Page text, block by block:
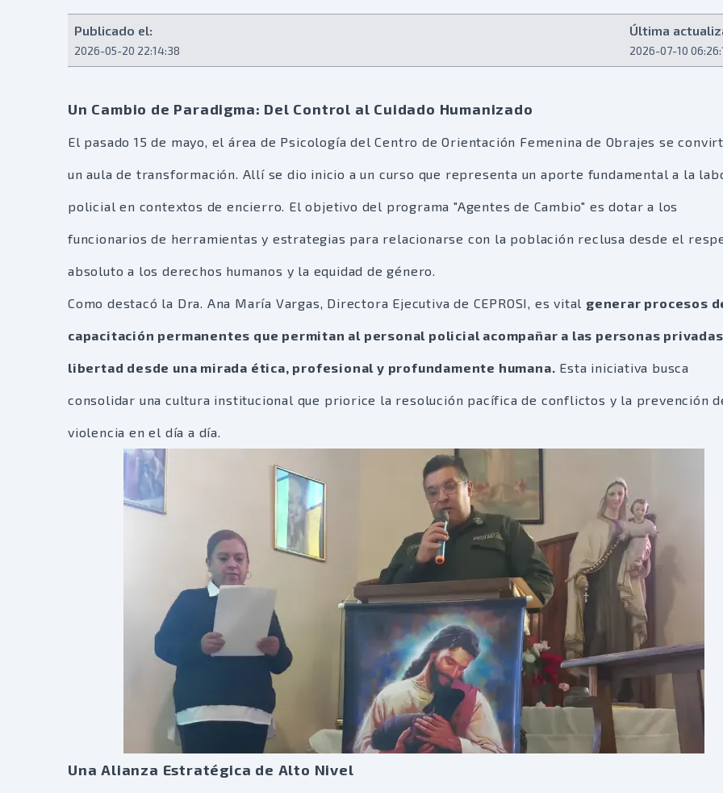
Publicado el:
2026-05-20 22:14:38
Última
2026-07-10
Un Cambio de Paradigma: Del Control al Cuidado Humanizado
El pasado 15 de mayo, el área de Psicología del Centro de Orientación Femenina de Obrajes se
un aula de transformación. Allí se dio inicio a un curso que representa un aporte fundamental a la
policial en contextos de encierro. El objetivo del programa "Agentes de Cambio" es dotar a los
funcionarios de herramientas y estrategias para relacionarse con la población reclusa desde el
absoluto a los derechos humanos y la equidad de género.
Como destacó la Dra. Ana María Vargas, Directora Ejecutiva de CEPROSI, es vital generar procesos
capacitación permanentes que permitan al personal policial acompañar a las personas
libertad desde una mirada ética, profesional y profundamente humana. Esta iniciativa busca
consolidar una cultura institucional que priorice la resolución pacífica de conflictos y la prevención
violencia en el día a día.
Una Alianza Estratégica de Alto Nivel